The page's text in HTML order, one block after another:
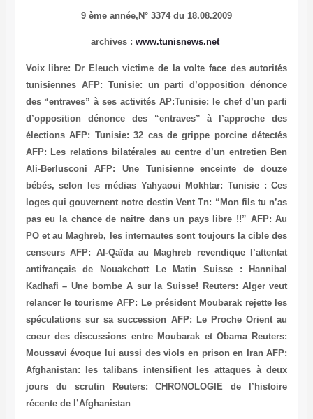
9 ème année, N° 3374 du 18.08.2009
archives : www.tunisnews.net
Voix libre: Dr Eleuch victime de la volte face des autorités
tunisiennes AFP: Tunisie: un parti d’opposition dénonce
des “entraves” à ses activités AP:Tunisie: le chef d’un parti
d’opposition dénonce des “entraves” à l’approche des
électionsAFP: Tunisie: 32 cas de grippe porcine détectés
AFP: Les relations bilatérales au centre d’un entretien Ben
Ali-Berlusconi AFP: Une Tunisienne enceinte de douze
bébés, selon les médiasYahyaoui Mokhtar: Tunisie : Ces
loges qui gouvernent notre destin Vent Tn: “Mon fils tu n’as
pas eu la chance de naitre dans un pays libre !!” AFP: Au
PO et au Maghreb, les internautes sont toujours la cible des
censeursAFP: Al-Qaïda au Maghreb revendique l’attentat
antifrançais de NouakchottLe Matin Suisse : Hannibal
Kadhafi – Une bombe A sur la Suisse! Reuters: Alger veut
relancer le tourisme AFP: Le président Moubarak rejette les
spéculations sur sa succession AFP: Le Proche Orient au
coeur des discussions entre Moubarak et ObamaReuters:
Moussavi évoque lui aussi des viols en prison en IranAFP:
Afghanistan: les talibans intensifient les attaques à deux
jours du scrutin Reuters: CHRONOLOGIE de l’histoire
récente de l’Afghanistan